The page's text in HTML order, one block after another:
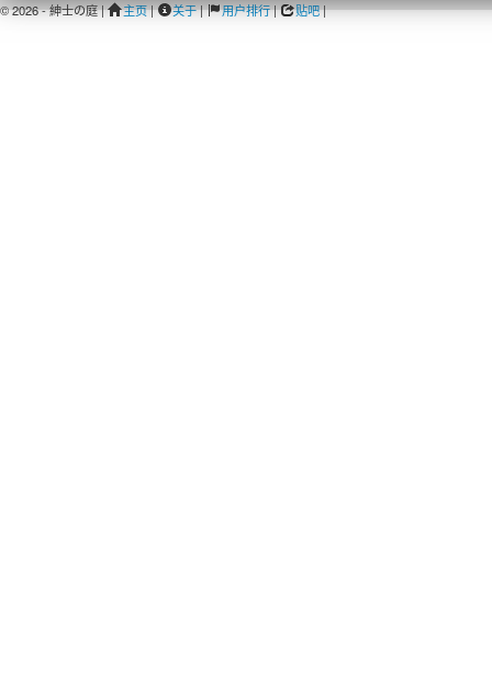
© 2026 - 紳士の庭 | 主页| 关于| 用户排行| 贴吧|